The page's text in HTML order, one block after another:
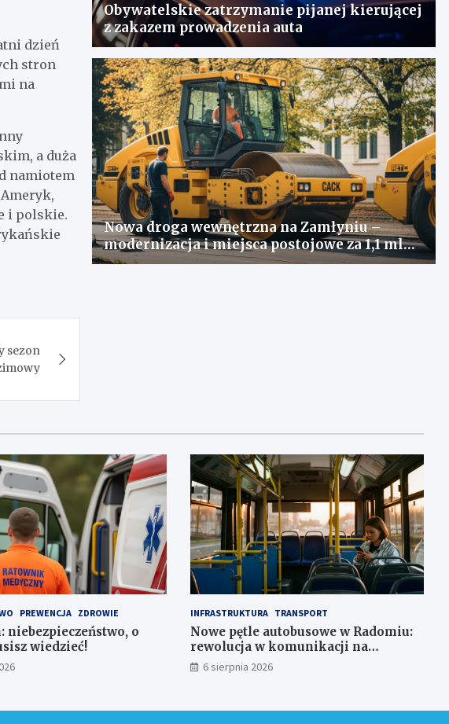
dzień
stron
na
a duża
namiotem
i polskie.
sezon
Obywatelskie zatrzymanie pijanej kierującej
z zakazem prowadzenia auta
Nowa droga wewnętrzna na Zamłyniu –
modernizacja i miejsca postojowe za 1,1 mln
zł
PREWENCJA ZDROWIE
niebezpieczeństwo, o
wiedzieć!
INFRASTRUKTURA TRANSPORT
Nowe pętle autobusowe w Radomiu:
rewolucja w komunikacji na
Wośnikach, Pruszakowie i Zamłyniu
6 sierpnia 2026